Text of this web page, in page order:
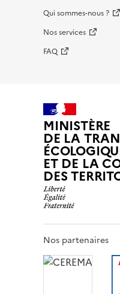
Qui sommes-nous ?
Nos services
FAQ
MINISTÈRE
DE LA
ET DE LA
DES
Nos partenaires